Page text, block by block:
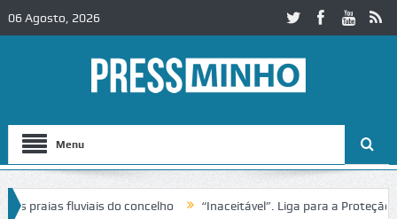
06 Agosto, 2026
Menu
fluviais do concelho “Inaceitável”. Liga para a Proteção da